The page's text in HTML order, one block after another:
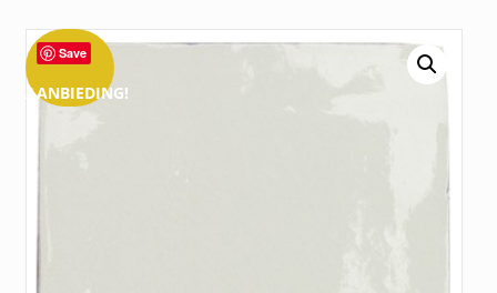
AANBIEDING!
Save